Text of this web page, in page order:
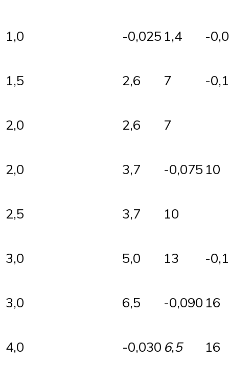
1,0 -0,025 1,4 -
1,5 2,6 7 -
2,0 2,6 7
2,0 3,7 -0,075 10
2,5 3,7 10
3,0 5,0 13 -
3,0 6,5 -0,090 16
4,0 -0,030 6,5 16